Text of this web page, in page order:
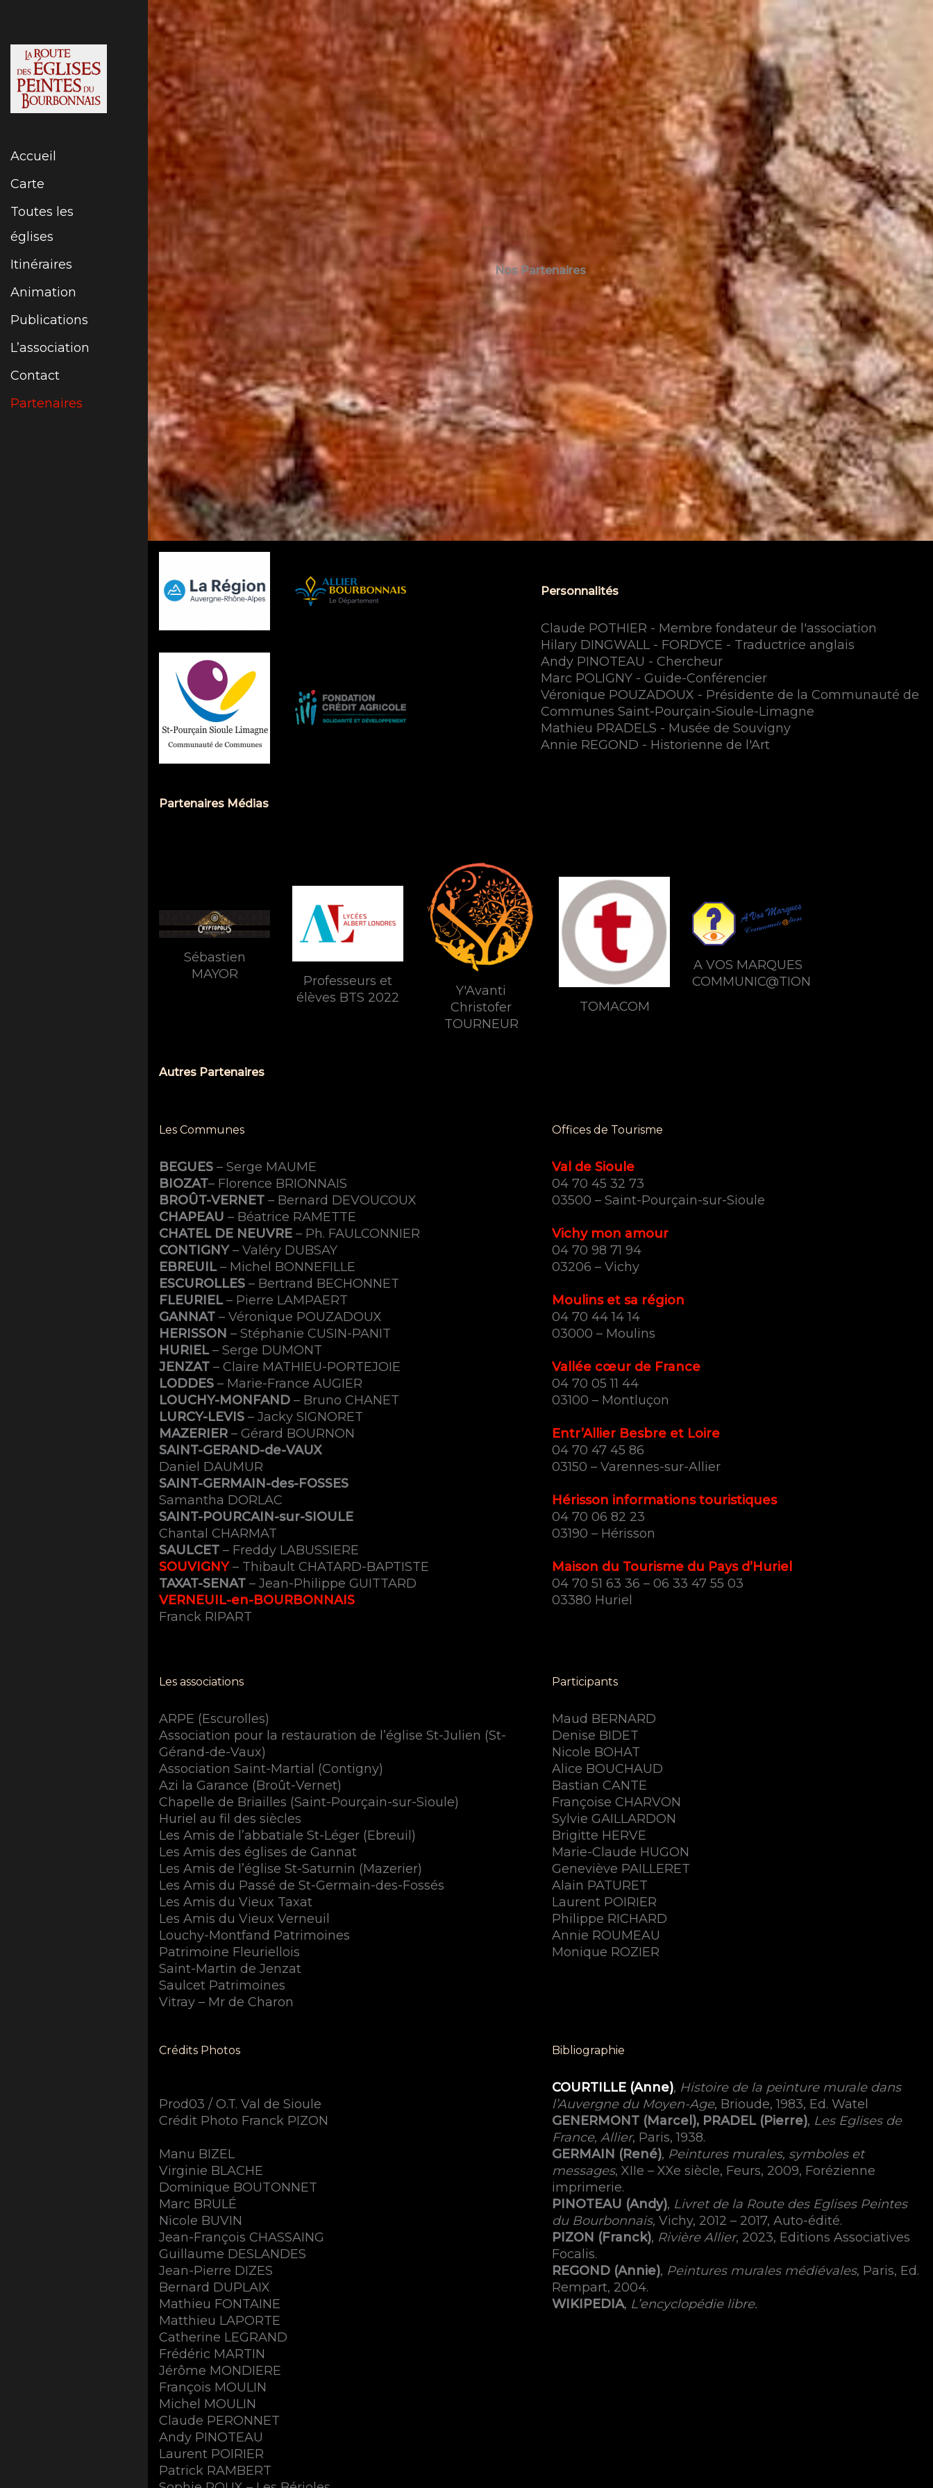
Accueil
Carte
Toutes les
églises
Itinéraires
Animation
Publications
L’association
Contact
Partenaires
Nos Partenaires
Personnalités
Claude POTHIER - Membre fondateur de l'association
Hilary DINGWALL - FORDYCE - Traductrice anglais
Andy PINOTEAU - Chercheur
Marc POLIGNY - Guide-Conférencier
Véronique POUZADOUX - Présidente de la Communauté de
Communes Saint-Pourçain-Sioule-Limagne
Mathieu PRADELS - Musée de Souvigny
Annie REGOND - Historienne de l'Art
Partenaires Médias
Sébastien
MAYOR
Professeurs et
élèves BTS 2022
Y'Avanti
Christofer
TOURNEUR
TOMACOM
A VOS MARQUES
COMMUNIC@TION
Autres Partenaires
Les Communes
BEGUES – Serge MAUME
BIOZAT– Florence BRIONNAIS
BROÛT-VERNET – Bernard DEVOUCOUX
CHAPEAU – Béatrice RAMETTE
CHATEL DE NEUVRE – Ph. FAULCONNIER
CONTIGNY– Valéry DUBSAY
EBREUIL– Michel BONNEFILLE
ESCUROLLES – Bertrand BECHONNET
FLEURIEL– Pierre LAMPAERT
GANNAT – Véronique POUZADOUX
HERISSON – Stéphanie CUSIN-PANIT
HURIEL– Serge DUMONT
JENZAT – Claire MATHIEU-PORTEJOIE
LODDES – Marie-France AUGIER
LOUCHY-MONFAND – Bruno CHANET
LURCY-LEVIS – Jacky SIGNORET
MAZERIER – Gérard BOURNON
SAINT-GERAND-de-VAUX
Daniel DAUMUR
SAINT-GERMAIN-des-FOSSES
Samantha DORLAC
SAINT-POURCAIN-sur-SIOULE
Chantal CHARMAT
SAULCET – Freddy LABUSSIERE
SOUVIGNY– Thibault CHATARD-BAPTISTE
TAXAT-SENAT – Jean-Philippe GUITTARD
VERNEUIL-en-BOURBONNAIS
Franck RIPART
Offices de Tourisme
Val de Sioule
04 70 45 32 73
03500 – Saint-Pourçain-sur-Sioule
Vichy mon amour
04 70 98 71 94
03206 – Vichy
Moulins et sa région
04 70 44 14 14
03000 – Moulins
Vallée cœur de France
04 70 05 11 44
03100 – Montluçon
Entr’Allier Besbre et Loire
04 70 47 45 86
03150 – Varennes-sur-Allier
Hérisson informations touristiques
04 70 06 82 23
03190 – Hérisson
Maison du Tourisme du Pays d’Huriel
04 70 51 63 36 – 06 33 47 55 03
03380 Huriel
Les associations
ARPE (Escurolles)
Association pour la restauration de l’église St-Julien (St-
Gérand-de-Vaux)
Association Saint-Martial (Contigny)
Azi la Garance (Broût-Vernet)
Chapelle de Briailles (Saint-Pourçain-sur-Sioule)
Huriel au fil des siècles
Les Amis de l’abbatiale St-Léger (Ebreuil)
Les Amis des églises de Gannat
Les Amis de l’église St-Saturnin (Mazerier)
Les Amis du Passé de St-Germain-des-Fossés
Les Amis du Vieux Taxat
Les Amis du Vieux Verneuil
Louchy-Montfand Patrimoines
Patrimoine Fleuriellois
Saint-Martin de Jenzat
Saulcet Patrimoines
Vitray – Mr de Charon
Participants
Maud BERNARD
Denise BIDET
Nicole BOHAT
Alice BOUCHAUD
Bastian CANTE
Françoise CHARVON
Sylvie GAILLARDON
Brigitte HERVE
Marie-Claude HUGON
Geneviève PAILLERET
Alain PATURET
Laurent POIRIER
Philippe RICHARD
Annie ROUMEAU
Monique ROZIER
Crédits Photos
Prod03 / O.T. Val de Sioule
Crédit Photo Franck PIZON
Manu BIZEL
Virginie BLACHE
Dominique BOUTONNET
Marc BRULÉ
Nicole BUVIN
Jean-François CHASSAING
Guillaume DESLANDES
Jean-Pierre DIZES
Bernard DUPLAIX
Mathieu FONTAINE
Matthieu LAPORTE
Catherine LEGRAND
Frédéric MARTIN
Jérôme MONDIERE
François MOULIN
Michel MOULIN
Claude PERONNET
Andy PINOTEAU
Laurent POIRIER
Patrick RAMBERT
Bibliographie
COURTILLE (Anne), Histoire de la peinture murale dans
l’Auvergne du Moyen-Age, Brioude, 1983, Ed. Watel
GENERMONT (Marcel), PRADEL (Pierre), Les Eglises de
France, Allier, Paris, 1938.
GERMAIN (René), Peintures murales, symboles et
messages, XIIe – XXe siècle, Feurs, 2009, Forézienne
imprimerie.
PINOTEAU (Andy), Livret de la Route des Eglises Peintes
du Bourbonnais, Vichy, 2012 – 2017, Auto-édité.
PIZON (Franck), Rivière Allier, 2023, Editions Associatives
Focalis.
REGOND (Annie), Peintures murales médiévales, Paris, Ed.
Rempart, 2004.
WIKIPEDIA, L’encyclopédie libre.